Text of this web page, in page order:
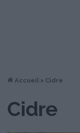
Accueil > Cidre
Cidre